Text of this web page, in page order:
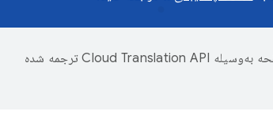
به‌وسیله
ترجمه شده